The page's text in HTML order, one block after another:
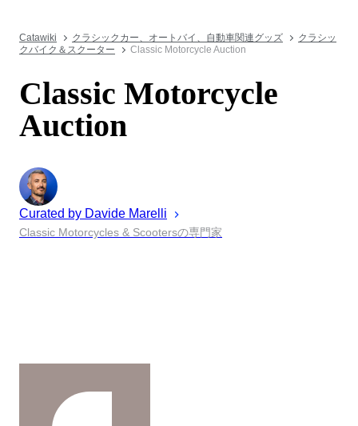
Catawiki クラシックカー、オートバイ、自動車関連グッズ
クラシッ
クバイク＆スクーター
Classic Motorcycle Auction
Classic Motorcycle
Auction
Curated by Davide Marelli
Classic Motorcycles & Scootersの専門家